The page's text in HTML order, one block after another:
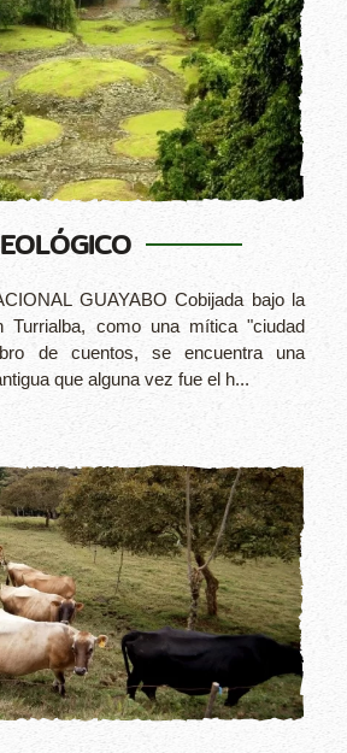
GUAYABO Cobijada bajo la
Turrialba, como una mítica "ciudad
de cuentos, se encuentra una
que alguna vez fue el h...